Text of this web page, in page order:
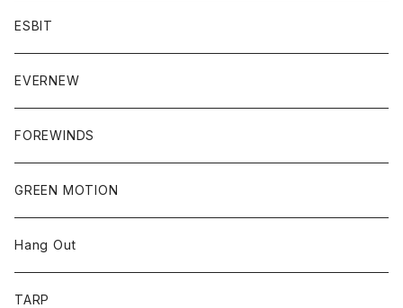
ESBIT
EVERNEW
FOREWINDS
GREEN MOTION
Hang Out
TARP